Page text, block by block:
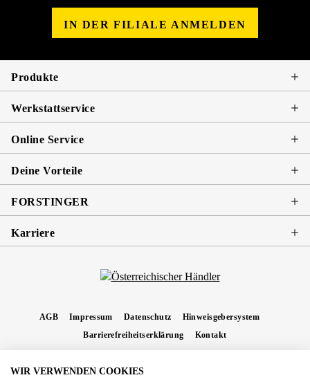
IN DER FILIALE ANMELDEN
Produkte
Werkstattservice
Online Service
Deine Vorteile
FORSTINGER
Karriere
AGB Impressum Datenschutz
Hinweisgebersystem
Barrierefreiheitserklärung
Kontakt
WIR VERWENDEN COOKIES